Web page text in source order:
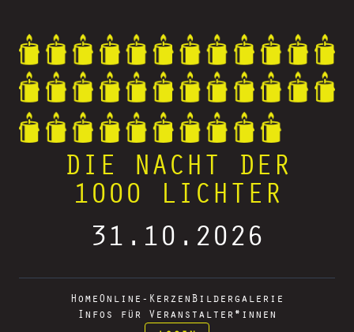
DIE NACHT DER
1000 LICHTER
31.10.2026
Home Online-Kerzen Bildergalerie
Infos für Veranstalter*innen